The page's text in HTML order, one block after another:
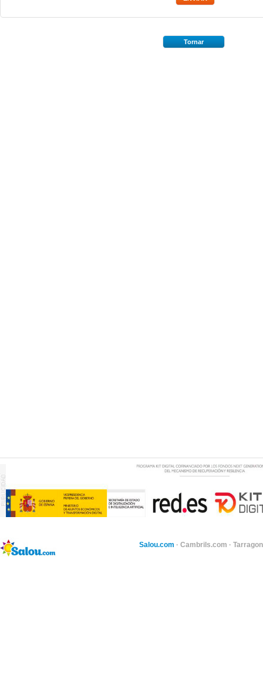
Tornar
Salou.com · Cambrils.com ·